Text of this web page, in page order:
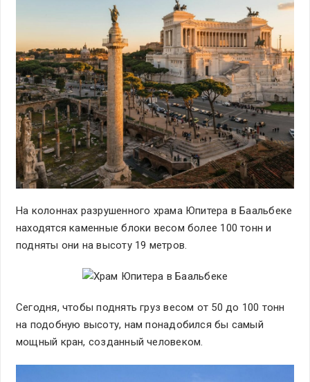
На колоннах разрушенного храма Юпитера в Баальбеке
находятся каменные блоки весом более 100 тонн и
подняты они на высоту 19 метров.
Сегодня, чтобы поднять груз весом от 50 до 100 тонн
на подобную высоту, нам понадобился бы самый
мощный кран, созданный человеком.